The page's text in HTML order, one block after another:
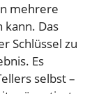
mehrere
Das
Schlüssel zu
Es
selbst –